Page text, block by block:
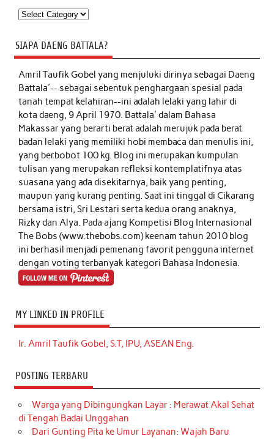
Kategori
SIAPA DAENG BATTALA?
Amril Taufik Gobelyang menjuluki dirinya sebagai Daeng
Battala'-- sebagai sebentuk penghargaan spesial pada
tanah tempat kelahiran--ini adalah lelaki yang lahir di
kota daeng, 9 April 1970. Battala' dalam Bahasa
Makassar yang berarti berat adalah merujuk pada berat
badan lelaki yang memiliki hobi membaca dan menulis ini,
yang berbobot 100 kg. Blog ini merupakan kumpulan
tulisan yang merupakan refleksi kontemplatifnya atas
suasana yang ada disekitarnya, baik yang penting,
maupun yang kurang penting. Saat ini tinggal di Cikarang
bersama istri, Sri Lestari serta kedua orang anaknya,
Rizky dan Alya. Pada ajang Kompetisi Blog Internasional
The Bobs (www.thebobs.com) keenam tahun 2010 blog
ini berhasil menjadi pemenang favorit pengguna internet
dengan voting terbanyak kategori Bahasa Indonesia.
MY LINKED IN PROFILE
Ir. Amril Taufik Gobel, S.T, IPU, ASEAN Eng.
POSTING TERBARU
Warga yang Dibingungkan Layar : Merawat Akal Sehat
di Tengah Badai Unggahan
Dari Gunting Pita ke Umur Layanan: Wajah Baru